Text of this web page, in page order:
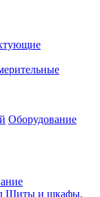
Оборудование
Щиты и шкафы,